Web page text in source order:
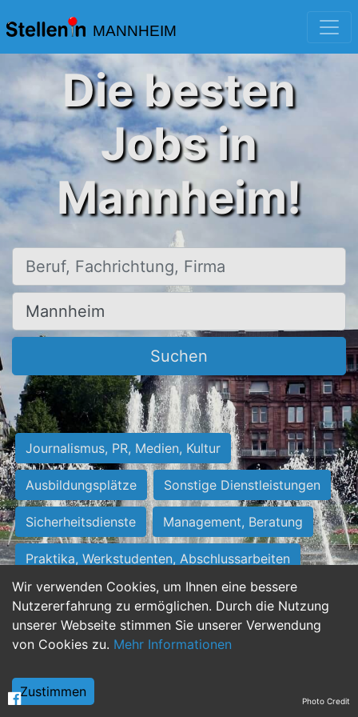
MANNHEIM
Wir verwenden Cookies, um Ihnen eine bessere
Nutzererfahrung zu ermöglichen. Durch die Nutzung
unserer Webseite stimmen Sie unserer Verwendung
von Cookies zu. Mehr Informationen
Zustimmen
Die besten
Jobs in
Mannheim!
Beruf, Fachrichtung, Firma
Ort, Stadt
Suchen
Journalismus, PR, Medien, Kultur
Ausbildungsplätze Sonstige Dienstleistungen
Sicherheitsdienste Management, Beratung
Praktika, Werkstudenten, Abschlussarbeiten
Personalwesen Assistenz, Sekretariat
Hilfskräfte, Aushilfs- und Nebenjobs
Weiterbildung, Studium, duale Ausbildung Photo Credit